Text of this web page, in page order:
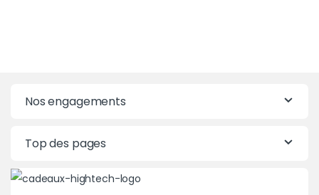
Nos engagements
Top des pages